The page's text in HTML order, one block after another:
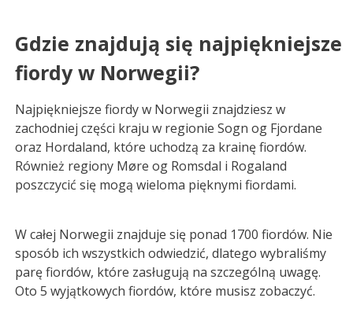
Gdzie znajdują się najpiękniejsze
fiordy w Norwegii?
Najpiękniejsze fiordy w Norwegii znajdziesz w
zachodniej części kraju w regionie Sogn og Fjordane
oraz Hordaland, które uchodzą za krainę fiordów.
Również regiony Møre og Romsdal i Rogaland
poszczycić się mogą wieloma pięknymi fiordami.
W całej Norwegii znajduje się ponad 1700 fiordów. Nie
sposób ich wszystkich odwiedzić, dlatego wybraliśmy
parę fiordów, które zasługują na szczególną uwagę.
Oto 5 wyjątkowych fiordów, które musisz zobaczyć.